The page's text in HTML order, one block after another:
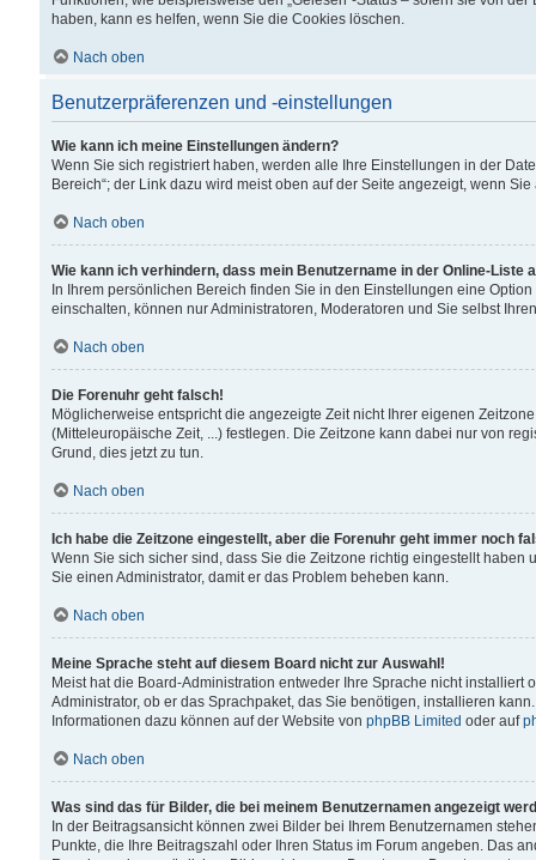
haben, kann es helfen, wenn Sie die Cookies löschen.
Nach oben
Benutzerpräferenzen und -einstellungen
Wie kann ich meine Einstellungen ändern?
Wenn Sie sich registriert haben, werden alle Ihre Einstellungen in der
Bereich“; der Link dazu wird meist oben auf der Seite angezeigt, wenn
Nach oben
Wie kann ich verhindern, dass mein Benutzername in der Online-Liste
In Ihrem persönlichen Bereich finden Sie in den Einstellungen eine
einschalten, können nur Administratoren, Moderatoren und Sie selbst
Nach oben
Die Forenuhr geht falsch!
Möglicherweise entspricht die angezeigte Zeit nicht Ihrer eigenen
(Mitteleuropäische Zeit, ...) festlegen. Die Zeitzone kann dabei nur von
Grund, dies jetzt zu tun.
Nach oben
Ich habe die Zeitzone eingestellt, aber die Forenuhr geht immer noch
Wenn Sie sich sicher sind, dass Sie die Zeitzone richtig eingestellt
Sie einen Administrator, damit er das Problem beheben kann.
Nach oben
Meine Sprache steht auf diesem Board nicht zur Auswahl!
Meist hat die Board-Administration entweder Ihre Sprache nicht
Administrator, ob er das Sprachpaket, das Sie benötigen, installieren
Informationen dazu können auf der Website von phpBB Limited oder auf
Nach oben
Was sind das für Bilder, die bei meinem Benutzernamen angezeigt
In der Beitragsansicht können zwei Bilder bei Ihrem Benutzernamen
Punkte, die Ihre Beitragszahl oder Ihren Status im Forum angeben. Das